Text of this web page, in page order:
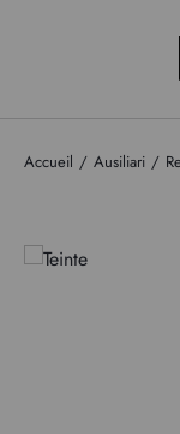
Accueil Ausiliari